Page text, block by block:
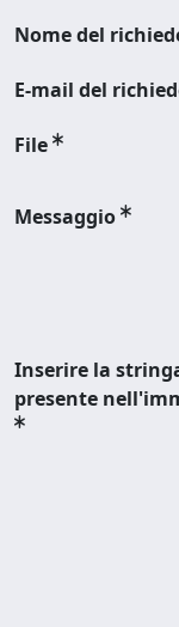
Nome del
E-mail del
File
Messaggio
Inserire la
presente